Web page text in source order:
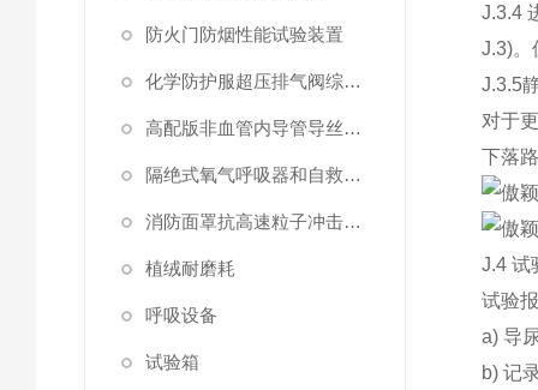
防火门防烟性能试验装置
化学防护服超压排气阀综合性测试仪
高配版非血管内导管导丝滑动性能测试仪
隔绝式氧气呼吸器和自救器二氧化碳吸收率及水分含量测试仪
消防面罩抗高速粒子冲击试验机
植绒耐磨耗
呼吸设备
试验箱
J.3.4
J.3)。
J.3.5
对于
下落
J.4试
试验
a) 导
b)记